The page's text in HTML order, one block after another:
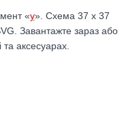
«у». Схема 37 x 37
Завантажте зараз або
та аксесуарах.